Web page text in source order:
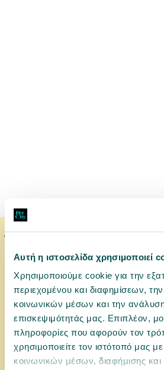
Αυτή η ιστοσελίδα χρησιμοποιεί
Χρησιμοποιούμε cookie για την
περιεχομένου και διαφημίσεων,
κοινωνικών μέσων και την
επισκεψιμότητάς μας. Επιπλέον,
πληροφορίες που αφορούν τον
χρησιμοποιείτε τον ιστότοπό μας
κοινωνικών μέσων, διαφήμισης
Το κατοικίδιό σας μπορεί